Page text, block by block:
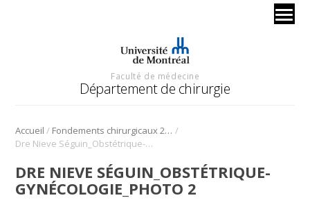
Faculté de médecine
Département de chirurgie
Accueil / Fondements chirurgicaux 2023 – obstétrique-gynécologie /
Dre Nieve Séguin_Obstétrique-gynécologie_photo 2
DRE NIEVE SÉGUIN_OBSTÉTRIQUE-
GYNÉCOLOGIE_PHOTO 2